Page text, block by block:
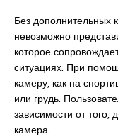
Без дополнительных
невозможно
которое
ситуациях. При
камеру, как на
или грудь.
зависимости от того,
камера.